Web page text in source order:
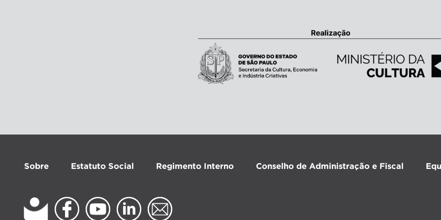
Sobre Estatuto Social Regimento Interno Conselho de Administração e Fiscal